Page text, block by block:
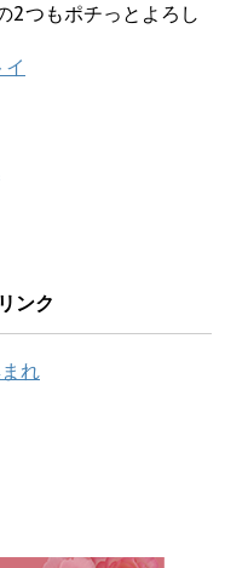
2つもポチっとよろし
ンク
れ